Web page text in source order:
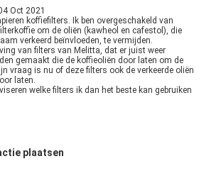
Oct 2021
koffiefilters. Ik ben overgeschakeld van
om de oliën (kawheol en cafestol), die
verkeerd beïnvloeden, te vermijden.
van filters van Melitta, dat er juist weer
gemaakt die de koffieoliën door laten om de
vraag is nu of deze filters ook de verkeerde oliën
laten.
welke filters ik dan het beste kan gebruiken
plaatsen